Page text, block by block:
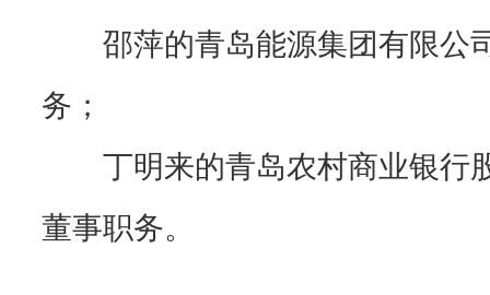
邵萍的青岛能源集团有限公
务；
丁明来的青岛农村商业银行
董事职务。